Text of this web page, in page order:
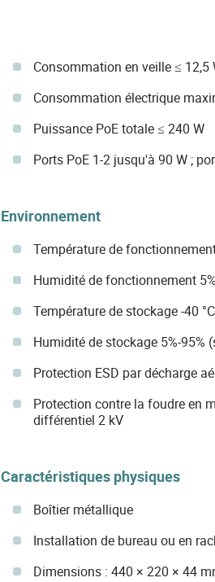
Consommation en veille ≤ 12,5
Consommation électrique
Puissance PoE totale ≤ 240 W
Ports PoE 1-2 jusqu'à 90 W ;
Environnement
Température de
Humidité de fonctionnement
Température de stockage -40
Humidité de stockage 5%-95%
Protection ESD par décharge
Protection contre la foudre en
différentiel 2 kV
Caractéristiques physiques
Boîtier métallique
Installation de bureau ou en
Dimensions : 440 × 220 × 44